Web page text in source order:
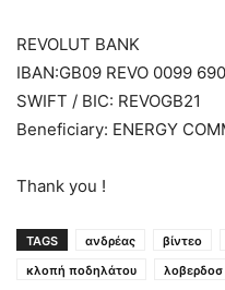
REVOLUT BANK
IBAN:GB09 REVO 0099
SWIFT / BIC: REVOGB21
Beneficiary: ENERGY
Thank you !
TAGS ανδρέας βίντεο
κλοπή ποδηλάτου
λοβερδοσ